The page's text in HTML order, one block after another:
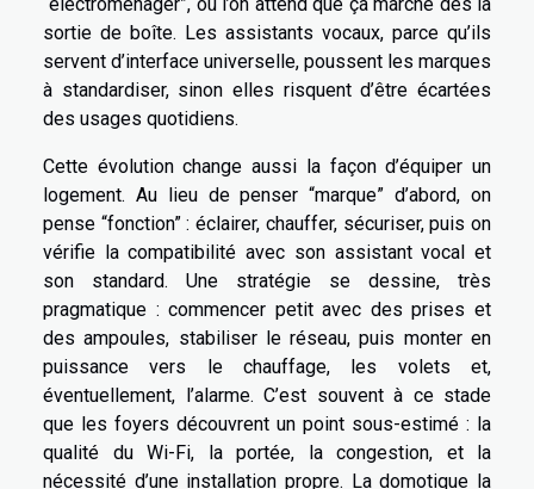
sortie de boîte. Les assistants vocaux, parce qu’ils
servent d’interface universelle, poussent les marques
à standardiser, sinon elles risquent d’être écartées
des usages quotidiens.
Cette évolution change aussi la façon d’équiper un
logement. Au lieu de penser “marque” d’abord, on
pense “fonction” : éclairer, chauffer, sécuriser, puis on
vérifie la compatibilité avec son assistant vocal et
son standard. Une stratégie se dessine, très
pragmatique : commencer petit avec des prises et
des ampoules, stabiliser le réseau, puis monter en
puissance vers le chauffage, les volets et,
éventuellement, l’alarme. C’est souvent à ce stade
que les foyers découvrent un point sous-estimé : la
qualité du Wi-Fi, la portée, la congestion, et la
nécessité d’une installation propre. La domotique la